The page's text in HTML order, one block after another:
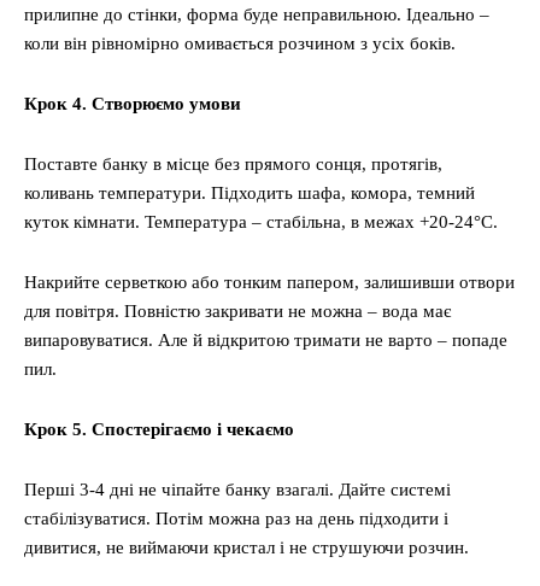
прилипне до стінки, форма буде неправильною. Ідеально –
коли він рівномірно омивається розчином з усіх боків.
Крок 4. Створюємо умови
Поставте банку в місце без прямого сонця, протягів,
коливань температури. Підходить шафа, комора, темний
куток кімнати. Температура – стабільна, в межах +20-24°C.
Накрийте серветкою або тонким папером, залишивши отвори
для повітря. Повністю закривати не можна – вода має
випаровуватися. Але й відкритою тримати не варто – попаде
пил.
Крок 5. Спостерігаємо і чекаємо
Перші 3-4 дні не чіпайте банку взагалі. Дайте системі
стабілізуватися. Потім можна раз на день підходити і
дивитися, не виймаючи кристал і не струшуючи розчин.